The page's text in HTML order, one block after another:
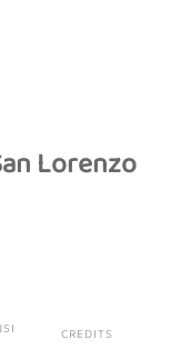
Lorenzo
CREDITS